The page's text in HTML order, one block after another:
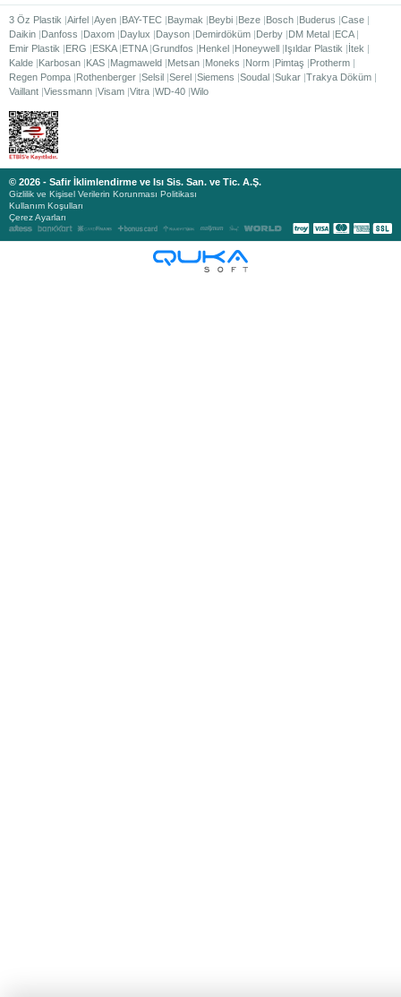
3 Öz Plastik Airfel Ayen BAY-TEC Baymak Beybi Beze Bosch Buderus Case
Daikin Danfoss Daxom Daylux Dayson Demirdöküm Derby DM Metal ECA
Emir Plastik
ERG ESKA ETNA Grundfos Henkel Honeywell Işıldar Plastik
İtek
Kalde Karbosan KAS Magmaweld Metsan Moneks Norm Pimtaş
Protherm
Regen Pompa Rothenberger Selsil Serel Siemens Soudal Sukar Trakya Döküm
Vaillant Viessmann Visam Vitra WD-40 Wilo
© 2026 - Safir İklimlendirme ve Isı Sis. San. ve Tic. A.Ş.
Gizlilik ve Kişisel Verilerin Korunması Politikası
Kullanım Koşulları
Çerez Ayarları